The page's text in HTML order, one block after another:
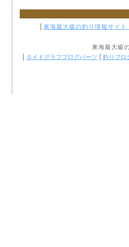
東海最大級の釣り情報サイト
東海最大級
タイドグラフブログパーツ
釣りブロ